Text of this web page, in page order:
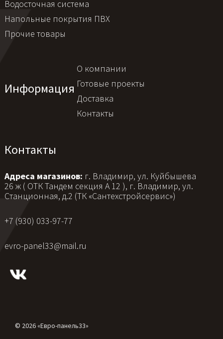
Водосточная система
Напольные покрытия ПВХ
Прочие товары
Информация
О компании
Готовые проекты
Доставка
Контакты
Контакты
Адреса магазинов: г. Владимир, ул. Куйбышева
26 ж ( ОТК Тандем секция А 12 ), г. Владимир, ул.
Станционная, д.2 (ТК «Сантехстройсервис»)
+7 (930) 033-97-77
evro-panel33@mail.ru
© 2026 «Евро-панель33»